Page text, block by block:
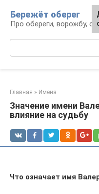
контенту
Бережёт оберег
Про обереги, ворожбу,
Главная » Имена
Значение имени
влияние на судьбу
Что означает имя